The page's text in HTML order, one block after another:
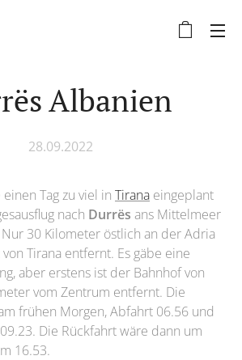
Albanien
28.09.2022
Tag zu viel in Tirana eingeplant
nach Durrës ans Mittelmeer
30 Kilometer östlich an der Adria
Tirana entfernt. Es gäbe eine
aber erstens ist der Bahnhof von
vom Zentrum entfernt. Die
frühen Morgen, Abfahrt 06.56 und
Die Rückfahrt wäre dann um
16.53.